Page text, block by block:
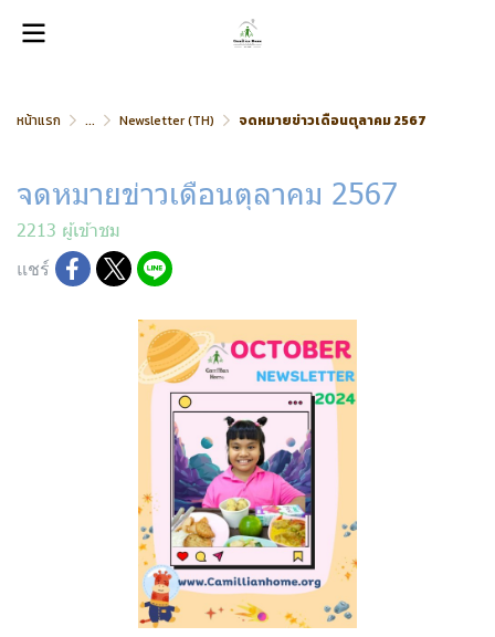
หน้าแรก ... Newsletter (TH) จดหมายข่าวเดือนตุลาคม 2567
จดหมายข่าวเดือนตุลาคม 2567
2213 ผู้เข้าชม
แชร์